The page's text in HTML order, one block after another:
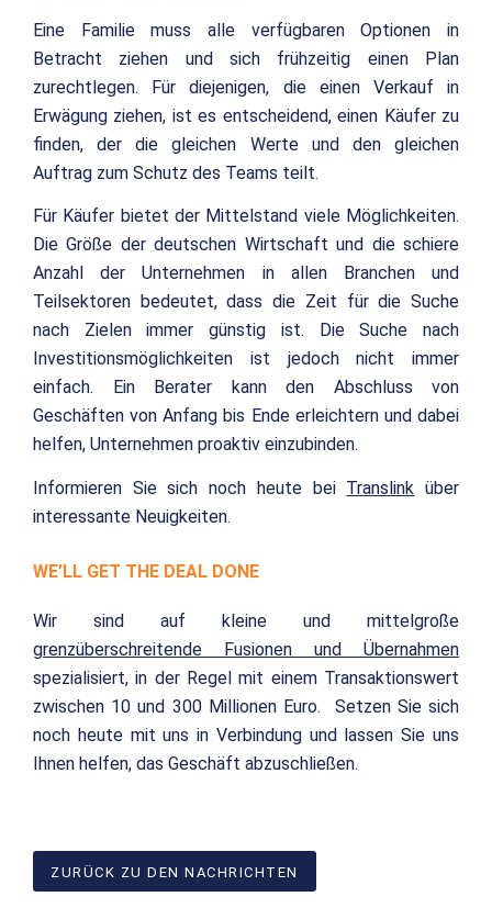
Eine Familie muss alle verfügbaren Optionen in
Betracht ziehen und sich frühzeitig einen Plan
zurechtlegen. Für diejenigen, die einen Verkauf in
Erwägung ziehen, ist es entscheidend, einen Käufer zu
finden, der die gleichen Werte und den gleichen
Auftrag zum Schutz des Teams teilt.
Für Käufer bietet der Mittelstand viele Möglichkeiten.
Die Größe der deutschen Wirtschaft und die schiere
Anzahl der Unternehmen in allen Branchen und
Teilsektoren bedeutet, dass die Zeit für die Suche
nach Zielen immer günstig ist. Die Suche nach
Investitionsmöglichkeiten ist jedoch nicht immer
einfach. Ein Berater kann den Abschluss von
Geschäften von Anfang bis Ende erleichtern und dabei
helfen, Unternehmen proaktiv einzubinden.
Informieren Sie sich noch heute bei Translink über
interessante Neuigkeiten.
WE’LL GET THE DEAL DONE
Wir sind auf kleine und mittelgroße
grenzüberschreitende Fusionen und Übernahmen
spezialisiert, in der Regel mit einem Transaktionswert
zwischen 10 und 300 Millionen Euro. Setzen Sie sich
noch heute mit uns in Verbindung und lassen Sie uns
Ihnen helfen, das Geschäft abzuschließen.
ZURÜCK ZU DEN NACHRICHTEN